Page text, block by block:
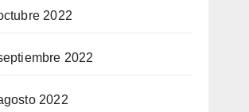
2022
2022
2022